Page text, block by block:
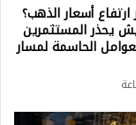
أسعار الذهب؟
يحذر المستثمرين
الحاسمة لمسار